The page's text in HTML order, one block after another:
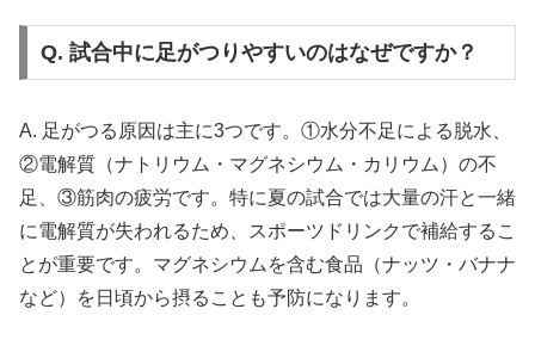
Q. 試合中に足がつりやすいのはなぜですか？
A. 足がつる原因は主に3つです。①水分不足による脱水、
②電解質（ナトリウム・マグネシウム・カリウム）の不
足、③筋肉の疲労です。特に夏の試合では大量の汗と一緒
に電解質が失われるため、スポーツドリンクで補給するこ
とが重要です。マグネシウムを含む食品（ナッツ・バナナ
など）を日頃から摂ることも予防になります。